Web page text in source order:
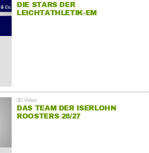
DIE STARS DER
LEICHTATHLETIK-EM
DAS TEAM DER ISERLOHN
ROOSTERS 26/27